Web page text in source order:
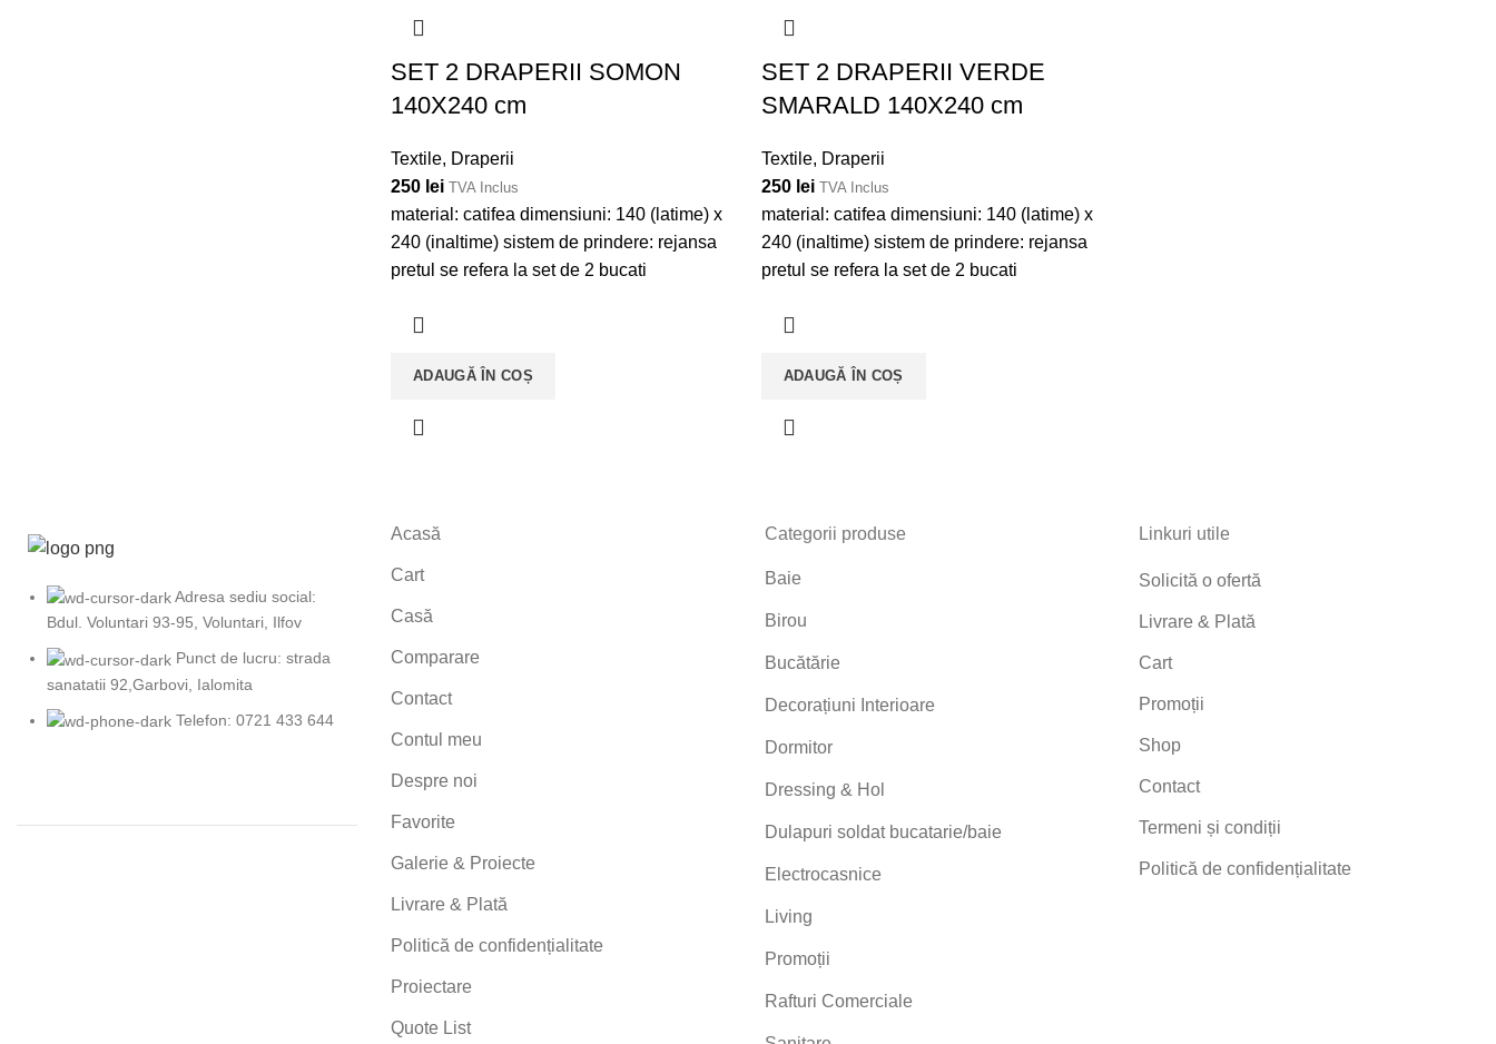
SET 2 DRAPERII SOMON
140X240 cm
Textile, Draperii
250 lei TVA Inclus
material: catifea dimensiuni: 140 (latime) x
240 (inaltime) sistem de prindere: rejansa
pretul se refera la set de 2 bucati
ADAUGĂ ÎN COȘ
SET 2 DRAPERII VERDE
SMARALD 140X240 cm
Textile, Draperii
250 lei TVA Inclus
material: catifea dimensiuni: 140 (latime) x
240 (inaltime) sistem de prindere: rejansa
pretul se refera la set de 2 bucati
ADAUGĂ ÎN COȘ
Adresa sediu social:
Bdul. Voluntari 93-95, Voluntari, Ilfov
Punct de lucru: strada
sanatatii 92,Garbovi, Ialomita
Telefon: 0721 433 644
Acasă
Cart
Casă
Comparare
Contact
Contul meu
Despre noi
Favorite
Galerie & Proiecte
Livrare & Plată
Politică de confidențialitate
Proiectare
Quote List
Categorii produse
Baie
Birou
Bucătărie
Decorațiuni Interioare
Dormitor
Dressing & Hol
Dulapuri soldat bucatarie/baie
Electrocasnice
Living
Promoții
Rafturi Comerciale
Linkuri utile
Solicită o ofertă
Livrare & Plată
Cart
Promoții
Shop
Contact
Termeni și condiții
Politică de confidențialitate